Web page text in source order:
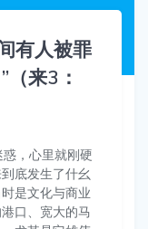
有人被罪
来3：
，心里就刚硬
底发生了什幺
是文化与商业
口、宽大的马